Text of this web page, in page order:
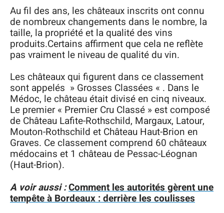
Au fil des ans, les châteaux inscrits ont connu
de nombreux changements dans le nombre, la
taille, la propriété et la qualité des vins
produits.Certains affirment que cela ne reflète
pas vraiment le niveau de qualité du vin.
Les châteaux qui figurent dans ce classement
sont appelés » Grosses Classées « . Dans le
Médoc, le château était divisé en cinq niveaux.
Le premier « Premier Cru Classé » est composé
de Château Lafite-Rothschild, Margaux, Latour,
Mouton-Rothschild et Château Haut-Brion en
Graves. Ce classement comprend 60 châteaux
médocains et 1 château de Pessac-Léognan
(Haut-Brion).
A voir aussi :Comment les autorités gèrent une
tempête à Bordeaux : derrière les coulisses